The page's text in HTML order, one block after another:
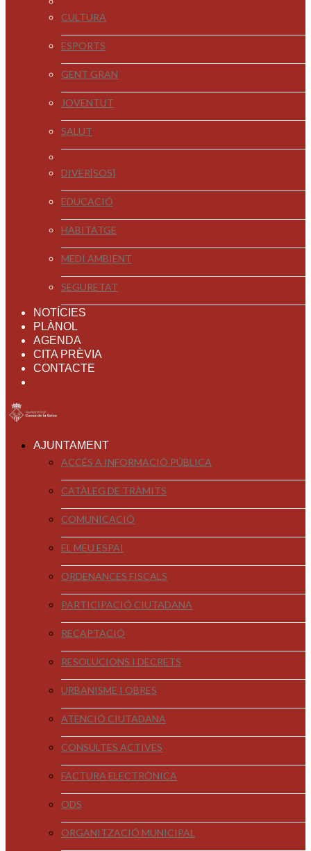
CULTURA
ESPORTS
GENT GRAN
JOVENTUT
SALUT
DIVER[SOS]
EDUCACIÓ
HABITATGE
MEDI AMBIENT
SEGURETAT
NOTÍCIES
PLÀNOL
AGENDA
CITA PRÈVIA
CONTACTE
AJUNTAMENT
ACCÉS A INFORMACIÓ PÚBLICA
CATÀLEG DE TRÀMITS
COMUNICACIÓ
EL MEU ESPAI
ORDENANCES FISCALS
PARTICIPACIÓ CIUTADANA
RECAPTACIÓ
RESOLUCIONS I DECRETS
URBANISME I OBRES
ATENCIÓ CIUTADANA
CONSULTES ACTIVES
FACTURA ELECTRÒNICA
ODS
ORGANITZACIÓ MUNICIPAL